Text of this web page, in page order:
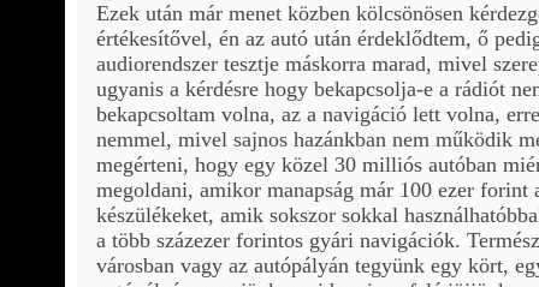
Ezek után már menet közben kölcsönösen
értékesítővel, én az autó után érdeklődtem, ő
audiorendszer tesztje máskorra marad, mivel
ugyanis a kérdésre hogy bekapcsolja-e a rádiót
bekapcsoltam volna, az a navigáció lett volna,
nemmel, mivel sajnos hazánkban nem működik
megérteni, hogy egy közel 30 milliós autóban
megoldani, amikor manapság már 100 ezer
készülékeket, amik sokszor sokkal
a több százezer forintos gyári navigációk.
városban vagy az autópályán tegyünk egy kört,